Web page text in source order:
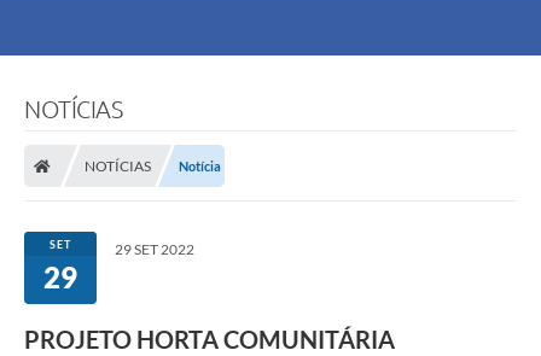
NOTÍCIAS
NOTÍCIAS Notícia
SET
29
29 SET 2022
PROJETO HORTA COMUNITÁRIA